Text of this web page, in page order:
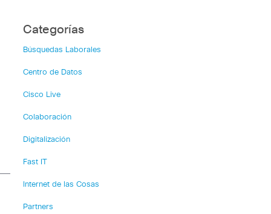
Categorías
Búsquedas Laborales
Centro de Datos
Cisco Live
Colaboración
Digitalización
Fast IT
Internet de las Cosas
Partners